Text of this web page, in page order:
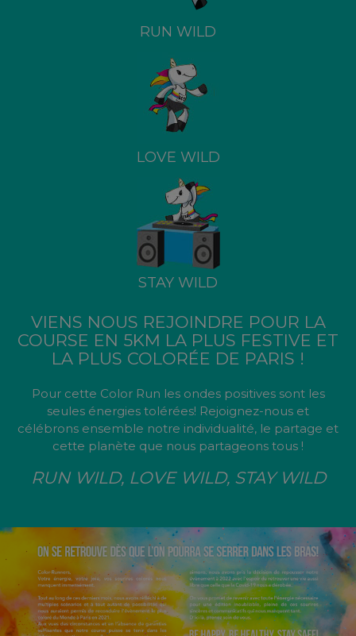
RUN WILD
LOVE WILD
STAY WILD
VIENS NOUS REJOINDRE POUR LA
COURSE EN 5KM LA PLUS FESTIVE ET
LA PLUS COLORÉE DE PARIS !
Pour cette Color Run les ondes positives sont les
seules énergies tolérées! Rejoignez-nous et
célébrons ensemble notre individualité, le partage et
cette planète que nous partageons tous !
RUN WILD, LOVE WILD, STAY WILD